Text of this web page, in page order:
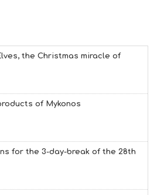
the Christmas miracle of
of Mykonos
for the 3-day-break of the 28th